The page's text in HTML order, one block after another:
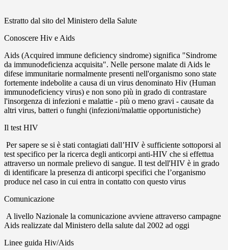
Estratto dal sito del Ministero della Salute
Conoscere Hiv e Aids
Aids (Acquired immune deficiency sindrome) significa "Sindrome
da immunodeficienza acquisita". Nelle persone malate di Aids le
difese immunitarie normalmente presenti nell'organismo sono state
fortemente indebolite a causa di un virus denominato Hiv (Human
immunodeficiency virus) e non sono più in grado di contrastare
l'insorgenza di infezioni e malattie - più o meno gravi - causate da
altri virus, batteri o funghi (infezioni/malattie opportunistiche)
Il test HIV
Per sapere se si è stati contagiati dall’HIV è sufficiente sottoporsi al
test specifico per la ricerca degli anticorpi anti-HIV che si effettua
attraverso un normale prelievo di sangue. Il test dell'HIV è in grado
di identificare la presenza di anticorpi specifici che l’organismo
produce nel caso in cui entra in contatto con questo virus
Comunicazione
A livello Nazionale la comunicazione avviene attraverso campagne
Aids realizzate dal Ministero della salute dal 2002 ad oggi
Linee guida Hiv/Aids